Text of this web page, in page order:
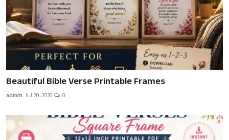
Beautiful Bible Verse Printable Frames
admin Jul 20, 2026 0